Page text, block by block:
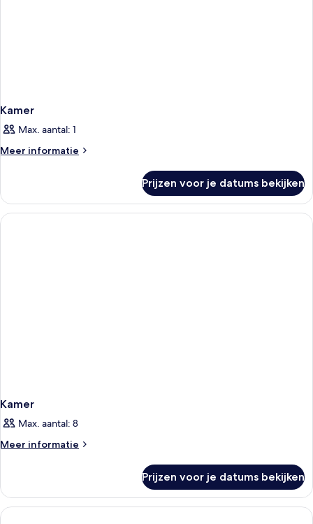
Kamer
Max. aantal: 1
Meer informatie
Meer
Prijzen voor je datums bekijken
Kamer
Max. aantal: 8
Meer informatie
Meer
Prijzen voor je datums bekijken